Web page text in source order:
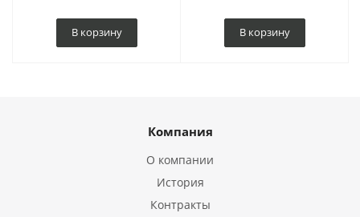
В корзину В корзину
Компания
О компании
История
Контракты